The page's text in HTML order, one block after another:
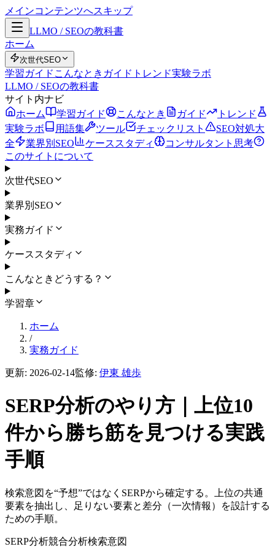
メインコンテンツへスキップ
LLMO / SEOの教科書
ホーム
次世代SEO
学習ガイド こんなとき ガイド トレンド実験ラボ
LLMO / SEOの教科書
サイト内ナビ
ホーム
学習ガイド こんなとき ガイド
トレンド
実験ラボ
用語集 ツール チェックリスト
SEO対処大
全
業界別SEO ケーススタディ
コンサルタント思考
このサイトについて
次世代SEO
業界別SEO
実務ガイド
ケーススタディ
こんなときどうする？
学習章
ホーム
/
実務ガイド
更新: 2026-02-14監修: 伊東 雄歩
SERP分析のやり方｜上位10
件から勝ち筋を見つける実践
手順
検索意図を“予想”ではなくSERPから確定する。上位の共通
要素を抽出し、足りない要素と差分（一次情報）を設計する
ための手順。
SERP分析競合分析検索意図